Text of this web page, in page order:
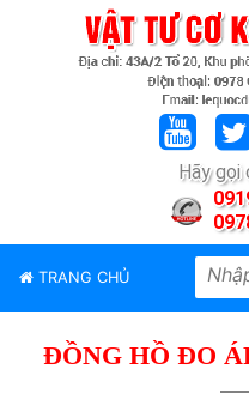
Hãy gọi
TRANG CHỦ
PHẨM
HIỆU
ĐỒNG HỒ ĐO